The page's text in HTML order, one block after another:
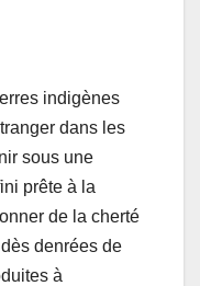
indigènes
dans les
sous une
prête à la
de la cherté
denrées de
à